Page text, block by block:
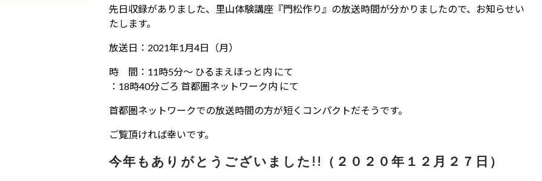
先日収録がありました、里山体験講座『門松作り』の放送時間が分かりましたので、お知らせい
たします。
放送日：2021年1月4日（月）
時 間：11時5分～ ひるまえほっと内 にて
：18時40分ごろ 首都圏ネットワーク内 にて
首都圏ネットワークでの放送時間の方が短くコンパクトだそうです。
ご覧頂ければ幸いです。
今年もありがとうございました!!（２０２０年１２月２７日）